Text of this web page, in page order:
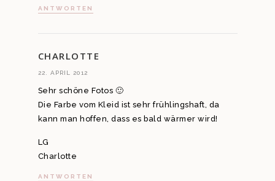
ANTWORTEN
CHARLOTTE
22. APRIL 2012
Sehr schöne Fotos 🙂
Die Farbe vom Kleid ist sehr frühlingshaft, da
kann man hoffen, dass es bald wärmer wird!
LG
Charlotte
ANTWORTEN